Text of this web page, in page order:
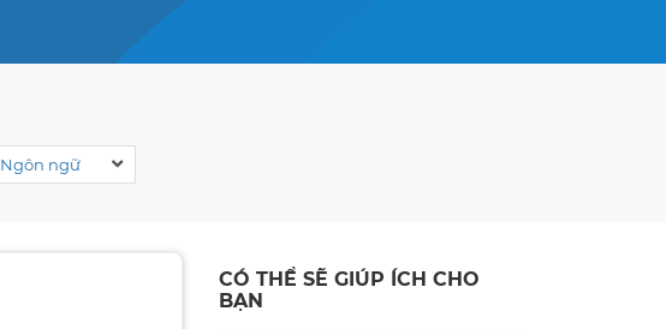
Ngôn ngữ
CÓ THỂ SẼ GIÚP ÍCH CHO
BẠN